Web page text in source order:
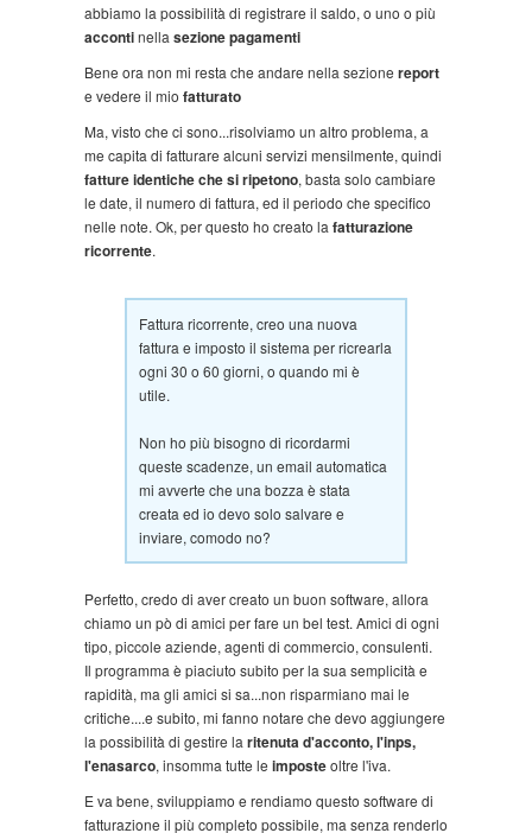
abbiamo la possibilità di registrare il saldo, o uno o più
accontinella sezione pagamenti
Bene ora non mi resta che andare nella sezione report
e vedere il mio fatturato
Ma, visto che ci sono...risolviamo un altro problema, a
me capita di fatturare alcuni servizi mensilmente, quindi
fatture identiche che si ripetono, basta solo cambiare
le date, il numero di fattura, ed il periodo che specifico
nelle note. Ok, per questo ho creato la fatturazione
ricorrente.
Fattura ricorrente, creo una nuova
fattura e imposto il sistema per ricrearla
ogni 30 o 60 giorni, o quando mi è
utile.
Non ho più bisogno di ricordarmi
queste scadenze, un email automatica
mi avverte che una bozza è stata
creata ed io devo solo salvare e
inviare, comodo no?
Perfetto, credo di aver creato un buon software, allora
chiamo un pò di amici per fare un bel test. Amici di ogni
tipo, piccole aziende, agenti di commercio, consulenti.
Il programma è piaciuto subito per la sua semplicità e
rapidità, ma gli amici si sa...non risparmiano mai le
critiche....e subito, mi fanno notare che devo aggiungere
la possibilità di gestire la ritenuta d'acconto, l'inps,
l'enasarco, insomma tutte le imposteoltre l'iva.
E va bene, sviluppiamo e rendiamo questo software di
fatturazione il più completo possibile, ma senza renderlo